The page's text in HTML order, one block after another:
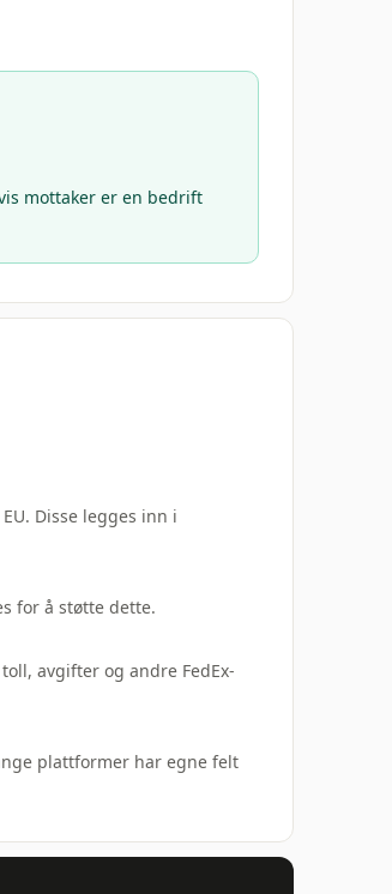
mottaker er en bedrift
Disse legges inn i
for å støtte dette.
avgifter og andre FedEx-
plattformer har egne felt